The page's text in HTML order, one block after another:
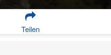
Teilen